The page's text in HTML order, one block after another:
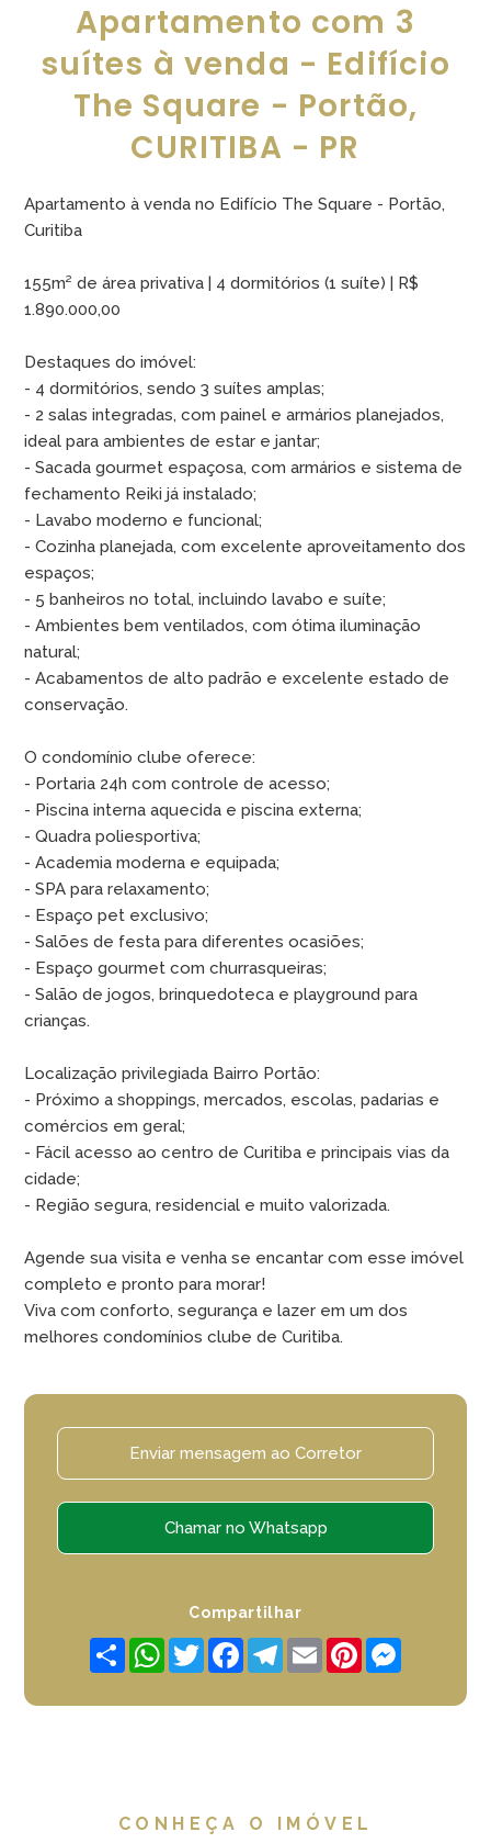
Apartamento com 3
suítes à venda - Edifício
The Square - Portão,
CURITIBA - PR
Apartamento à venda no Edifício The Square - Portão,
Curitiba
155m² de área privativa | 4 dormitórios (1 suíte) | R$
1.890.000,00
Destaques do imóvel:
- 4 dormitórios, sendo 3 suítes amplas;
- 2 salas integradas, com painel e armários planejados,
ideal para ambientes de estar e jantar;
- Sacada gourmet espaçosa, com armários e sistema de
fechamento Reiki já instalado;
- Lavabo moderno e funcional;
- Cozinha planejada, com excelente aproveitamento dos
espaços;
- 5 banheiros no total, incluindo lavabo e suíte;
- Ambientes bem ventilados, com ótima iluminação
natural;
- Acabamentos de alto padrão e excelente estado de
conservação.
O condomínio clube oferece:
- Portaria 24h com controle de acesso;
- Piscina interna aquecida e piscina externa;
- Quadra poliesportiva;
- Academia moderna e equipada;
- SPA para relaxamento;
- Espaço pet exclusivo;
- Salões de festa para diferentes ocasiões;
- Espaço gourmet com churrasqueiras;
- Salão de jogos, brinquedoteca e playground para
crianças.
Localização privilegiada Bairro Portão:
- Próximo a shoppings, mercados, escolas, padarias e
comércios em geral;
- Fácil acesso ao centro de Curitiba e principais vias da
cidade;
- Região segura, residencial e muito valorizada.
Agende sua visita e venha se encantar com esse imóvel
completo e pronto para morar!
Viva com conforto, segurança e lazer em um dos
melhores condomínios clube de Curitiba.
Enviar mensagem ao Corretor
Chamar no Whatsapp
Compartilhar
Share WhatsApp
TwitterFacebookTelegram
Email Pinterest
CONHEÇA O IMÓVEL